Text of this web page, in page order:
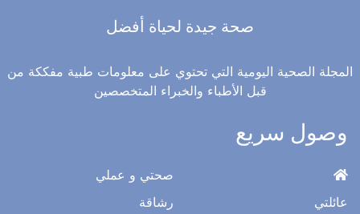
صحة جيدة لحياة أفضل
المجلة الصحية اليومية التي تحتوي على معلومات طبية مفككة من
قبل الأطباء والخبراء المتخصصين
وصول سريع
عائلتي
صحتي و عملي
رشاقة